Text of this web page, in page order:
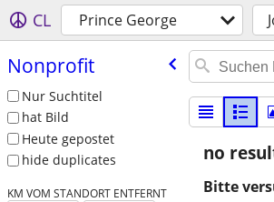
CL Prince George
Nonprofit
Nur Suchtitel
hat Bild
Heute gepostet
hide duplicates
KM VOM STANDORT ENTFERNT
no
Bitte